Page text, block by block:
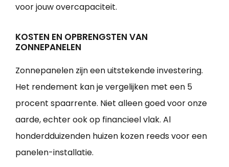
voor jouw overcapaciteit.
KOSTEN EN OPBRENGSTEN VAN
ZONNEPANELEN
Zonnepanelen zijn een uitstekende investering.
Het rendement kan je vergelijken met een 5
procent spaarrente. Niet alleen goed voor onze
aarde, echter ook op financieel vlak. Al
honderdduizenden huizen kozen reeds voor een
panelen-installatie.